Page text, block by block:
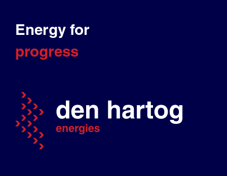
Energy for
progress